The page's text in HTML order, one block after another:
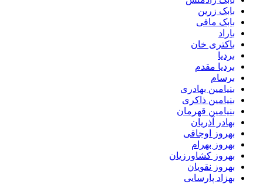
بابک زرین
بابک مافی
باراد
باکتری خان
بردیا
بردیا مقدم
برسام
بنیامین بهادری
بنیامین ذاکری
بنیامین قهرمان
بهادر آذریان
بهروز اوجاقی
بهروز بهرام
بهروز کشاورزیان
بهروز نقویان
بهزاد پارسایی